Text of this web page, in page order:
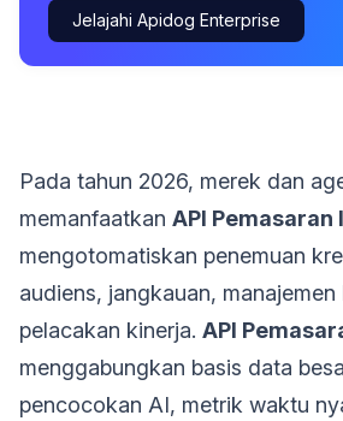
Jelajahi Apidog Enterprise
Pada tahun 2026, merek dan
memanfaatkan API
mengotomatiskan penemuan
audiens, jangkauan,
pelacakan kinerja. API
menggabungkan basis data
pencocokan AI, metrik waktu